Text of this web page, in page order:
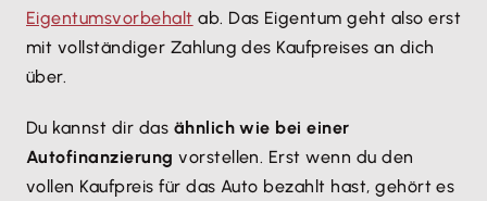
Eigentumsvorbehalt ab. Das Eigentum geht also erst
mit vollständiger Zahlung des Kaufpreises an dich
über.
Du kannst dir das ähnlich wie bei einer
Autofinanzierung vorstellen. Erst wenn du den
vollen Kaufpreis für das Auto bezahlt hast, gehört es